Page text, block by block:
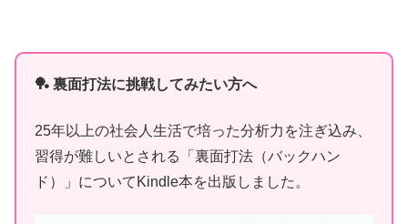
🏓 裏面打法に挑戦してみたい方へ
25年以上の社会人生活で培った分析力を注ぎ込み、
習得が難しいとされる「裏面打法（バックハン
ド）」についてKindle本を出版しました。